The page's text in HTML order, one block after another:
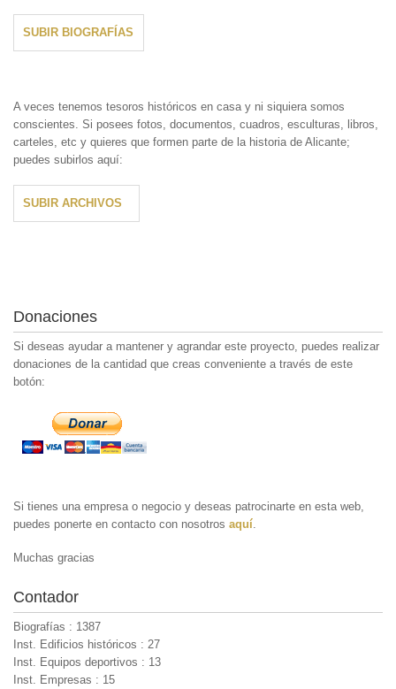
SUBIR BIOGRAFÍAS
A veces tenemos tesoros históricos en casa y ni siquiera somos
conscientes. Si posees fotos, documentos, cuadros, esculturas, libros,
carteles, etc y quieres que formen parte de la historia de Alicante;
puedes subirlos aquí:
SUBIR ARCHIVOS
Donaciones
Si deseas ayudar a mantener y agrandar este proyecto, puedes realizar
donaciones de la cantidad que creas conveniente a través de este
botón:
Si tienes una empresa o negocio y deseas patrocinarte en esta web,
puedes ponerte en contacto con nosotros aquí
Muchas gracias
Contador
Biografías : 1387
Inst. Edificios históricos : 27
Inst. Equipos deportivos : 13
Inst. Empresas : 15